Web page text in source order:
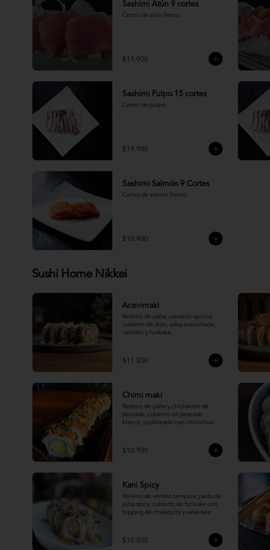
Sashimi Atún 9 cortes
Cortes de atún fresco
$11.900
Sashimi Pulpo 15 cortes
Cortes de pulpo.
$19.900
Sashimi Salmón 9 Cortes
Cortes de salmón fresco.
$10.900
Sushi Home Nikkei
Acevimaki
Relleno de palta, camaron quinoa,
cubierto de atún, salsa acevichada,
cebollin y furikake.
$11.500
Chimi maki
Relleno de palta y chicharron de
pescado, cubierto en pescado
blanco, sopleteado con chimichurri
$10.900
Kani Spicy
Relleno de verdeo tempura, pasta de
jaiba spicy, cubierto de furikake con
topping de chalaquita y salsa tare.
$10.500